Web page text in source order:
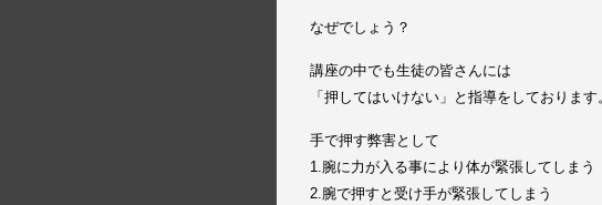
なぜでしょう？
講座の中でも生徒の皆さんには
「押してはいけない」と指導をしております
手で押す弊害として
1.腕に力が入る事により体が緊張してしまう
2.腕で押すと受け手が緊張してしまう